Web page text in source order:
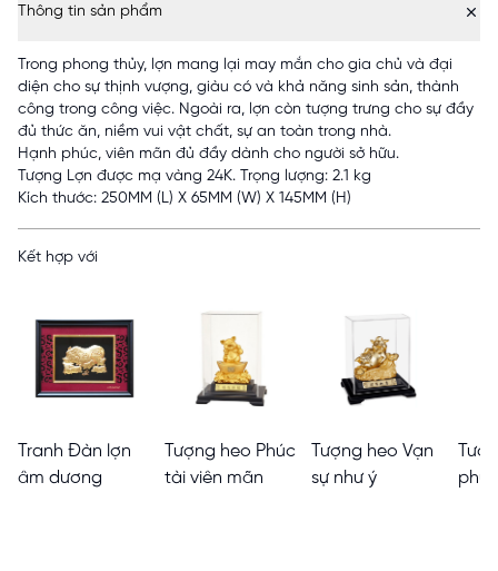
Thông tin sản phẩm
Trong phong thủy, lợn mang lại may mắn cho gia chủ và đại
diện cho sự thịnh vượng, giàu có và khả năng sinh sản, thành
công trong công việc. Ngoài ra, lợn còn tượng trưng cho sự đầy
đủ thức ăn, niềm vui vật chất, sự an toàn trong nhà.
Hạnh phúc, viên mãn đủ đầy dành cho người sở hữu.
Tượng Lợn được mạ vàng 24K. Trọng lượng: 2.1 kg
Kích thước: 250MM (L) X 65MM (W) X 145MM (H)
Kết hợp với
Tranh Đàn lợn
âm dương
Tượng heo Phúc
tài viên mãn
Tượng heo Vạn
sự như ý